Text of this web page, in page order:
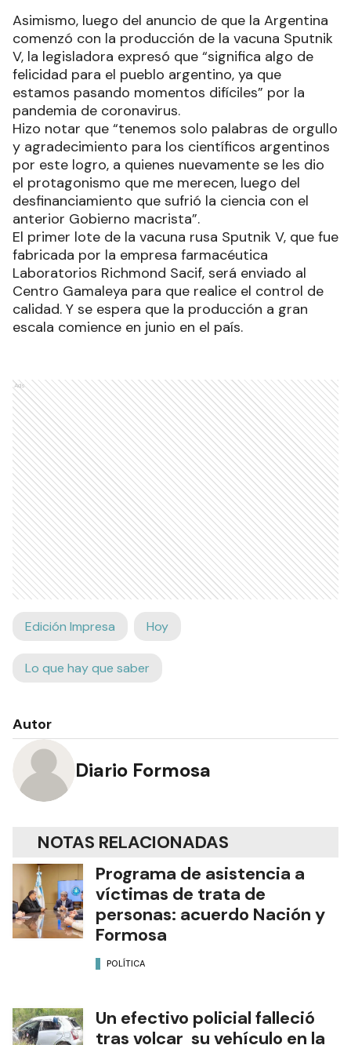
Fabricación de Sputnik V en Argentina
Asimismo, luego del anuncio de que la Argentina
comenzó con la producción de la vacuna Sputnik
V, la legisladora expresó que “significa algo de
felicidad para el pueblo argentino, ya que
estamos pasando momentos difíciles” por la
pandemia de coronavirus.
Hizo notar que “tenemos solo palabras de orgullo
y agradecimiento para los científicos argentinos
por este logro, a quienes nuevamente se les dio
el protagonismo que me merecen, luego del
desfinanciamiento que sufrió la ciencia con el
anterior Gobierno macrista”.
El primer lote de la vacuna rusa Sputnik V, que fue
fabricada por la empresa farmacéutica
Laboratorios Richmond Sacif, será enviado al
Centro Gamaleya para que realice el control de
Ads
Edición Impresa
Autor
NOTAS RELACIONADAS
Programa de asistencia a
víctimas de trata de
personas: acuerdo Nación y
Formosa